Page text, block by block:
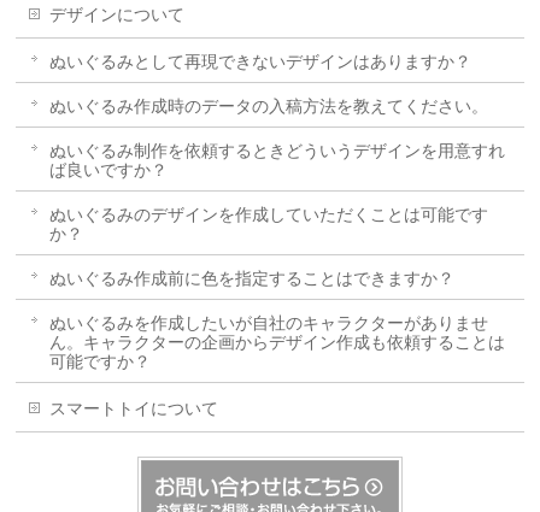
デザインについて
ぬいぐるみとして再現できないデザインはありますか？
ぬいぐるみ作成時のデータの入稿方法を教えてください。
ぬいぐるみ制作を依頼するときどういうデザインを用意すれ
ば良いですか？
ぬいぐるみのデザインを作成していただくことは可能です
か？
ぬいぐるみ作成前に色を指定することはできますか？
ぬいぐるみを作成したいが自社のキャラクターがありませ
ん。キャラクターの企画からデザイン作成も依頼することは
可能ですか？
スマートトイについて